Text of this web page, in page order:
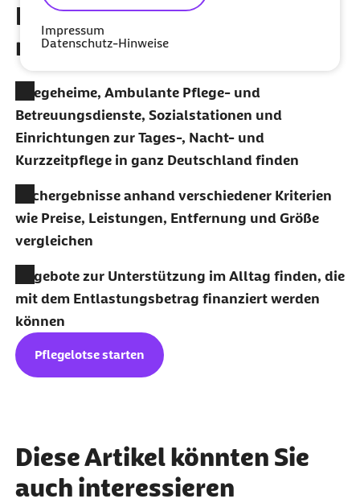
Impressum
Datenschutz-Hinweise
Pflegelotse: Finden Sie das
richtige Pflegeangebot
Pflegeheime, Ambulante Pflege- und
Betreuungsdienste, Sozialstationen und
Einrichtungen zur Tages-, Nacht- und
Kurzzeitpflege in ganz Deutschland finden
Suchergebnisse anhand verschiedener Kriterien
wie Preise, Leistungen, Entfernung und Größe
vergleichen
Angebote zur Unterstützung im Alltag finden, die
mit dem Entlastungsbetrag finanziert werden
können
Pflegelotse starten
Diese Artikel könnten Sie
auch interessieren